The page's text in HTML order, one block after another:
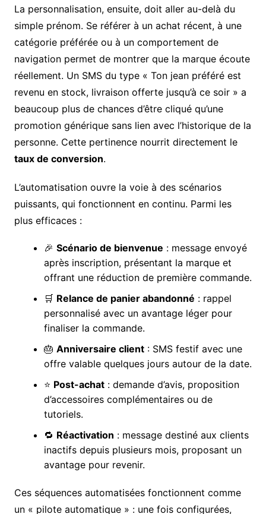
La personnalisation, ensuite, doit aller au-delà du
simple prénom. Se référer à un achat récent, à une
catégorie préférée ou à un comportement de
navigation permet de montrer que la marque écoute
réellement. Un SMS du type « Ton jean préféré est
revenu en stock, livraison offerte jusqu’à ce soir » a
beaucoup plus de chances d’être cliqué qu’une
promotion générique sans lien avec l’historique de la
personne. Cette pertinence nourrit directement le
taux de conversion.
L’automatisation ouvre la voie à des scénarios
puissants, qui fonctionnent en continu. Parmi les
plus efficaces :
🎉 Scénario de bienvenue : message envoyé
après inscription, présentant la marque et
offrant une réduction de première commande.
🛒 Relance de panier abandonné : rappel
personnalisé avec un avantage léger pour
finaliser la commande.
🎂 Anniversaire client: SMS festif avec une
offre valable quelques jours autour de la date.
⭐ Post-achat: demande d’avis, proposition
d’accessoires complémentaires ou de
tutoriels.
🔁 Réactivation : message destiné aux clients
inactifs depuis plusieurs mois, proposant un
avantage pour revenir.
Ces séquences automatisées fonctionnent comme
un « pilote automatique » : une fois configurées,